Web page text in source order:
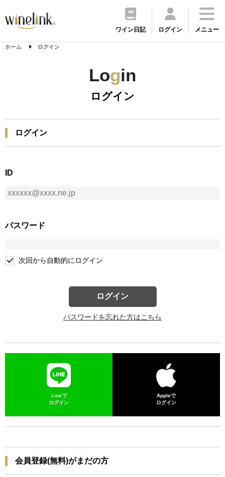
ワイン日記 ログイン メニュー
ホーム ログイン
Login
ログイン
ログイン
ID
パスワード
次回から自動的にログイン
ログイン
パスワードを忘れた方はこちら
Lineで
ログイン
Appleで
ログイン
会員登録(無料)がまだの方